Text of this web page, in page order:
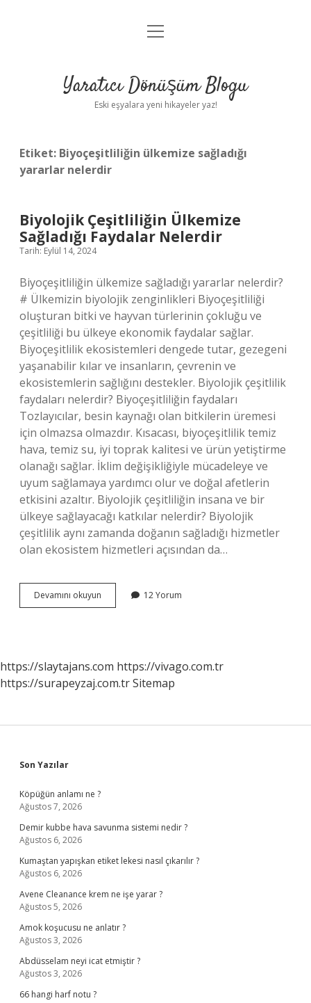
Anasayfa
Yasal Uyarı
menüyü
Yaratıcı Dönüşüm Blogu
Eski eşyalara yeni hikayeler yaz!
Etiket: Biyoçeşitliliğin ülkemize sağladığı
yararlar nelerdir
Biyolojik Çeşitliliğin Ülkemize
Sağladığı Faydalar Nelerdir
Tarih: Eylül 14, 2024
Biyoçeşitliliğin ülkemize sağladığı yararlar nelerdir?
# Ülkemizin biyolojik zenginlikleri Biyoçeşitliliği
oluşturan bitki ve hayvan türlerinin çokluğu ve
çeşitliliği bu ülkeye ekonomik faydalar sağlar.
Biyoçeşitlilik ekosistemleri dengede tutar, gezegeni
yaşanabilir kılar ve insanların, çevrenin ve
ekosistemlerin sağlığını destekler. Biyolojik çeşitlilik
faydaları nelerdir? Biyoçeşitliliğin faydaları
Tozlayıcılar, besin kaynağı olan bitkilerin üremesi
için olmazsa olmazdır. Kısacası, biyoçeşitlilik temiz
hava, temiz su, iyi toprak kalitesi ve ürün yetiştirme
olanağı sağlar. İklim değişikliğiyle mücadeleye ve
uyum sağlamaya yardımcı olur ve doğal afetlerin
etkisini azaltır. Biyolojik çeşitliliğin insana ve bir
ülkeye sağlayacağı katkılar nelerdir? Biyolojik
çeşitlilik aynı zamanda doğanın sağladığı hizmetler
olan ekosistem hizmetleri açısından da…
Devamını okuyun Biyolojik
Çeşitliliğin
12 Yorum
https://slaytajans.com https://vivago.com.tr
https://surapeyzaj.com.trSitemap
Sidebar
Son Yazılar
Köpüğün anlamı ne ?
Ağustos 7, 2026
Demir kubbe hava savunma sistemi nedir ?
Ağustos 6, 2026
Kumaştan yapışkan etiket lekesi nasıl çıkarılır ?
Ağustos 6, 2026
Avene Cleanance krem ne işe yarar ?
Ağustos 5, 2026
Amok koşucusu ne anlatır ?
Ağustos 3, 2026
Abdüsselam neyi icat etmiştir ?
Ağustos 3, 2026
66 hangi harf notu ?